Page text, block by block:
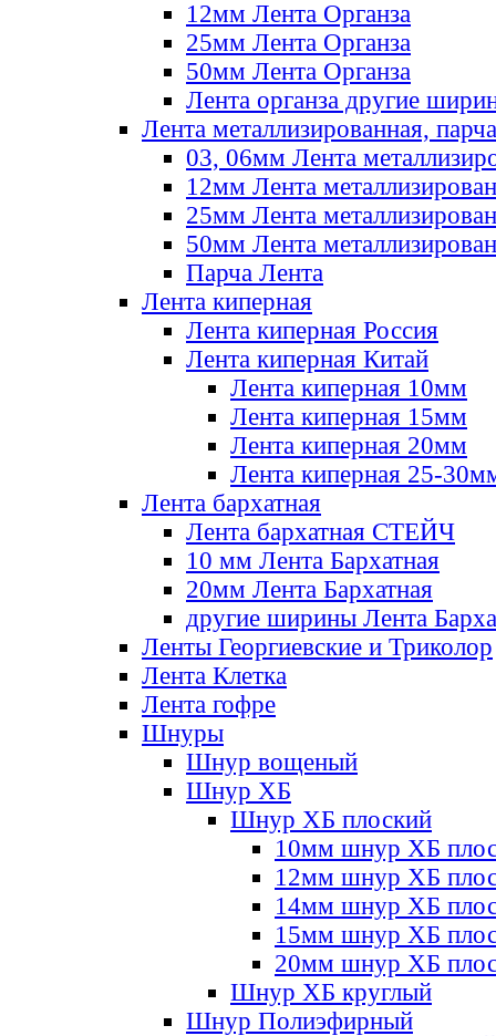
12мм Лента Органза
25мм Лента Органза
50мм Лента Органза
Лента органза другие
Лента металлизированная, парча
03, 06мм Лента
12мм Лента
25мм Лента
50мм Лента
Парча Лента
Лента киперная
Лента киперная Россия
Лента киперная Китай
Лента киперная 10мм
Лента киперная 15мм
Лента киперная 20мм
Лента киперная 25-
Лента бархатная
Лента бархатная СТЕЙЧ
10 мм Лента Бархатная
20мм Лента Бархатная
другие ширины Лента
Ленты Георгиевские и Триколор
Лента Клетка
Лента гофре
Шнуры
Шнур вощеный
Шнур ХБ
Шнур ХБ плоский
10мм шнур ХБ
12мм шнур ХБ
14мм шнур ХБ
15мм шнур ХБ
20мм шнур ХБ
Шнур ХБ круглый
Шнур Полиэфирный